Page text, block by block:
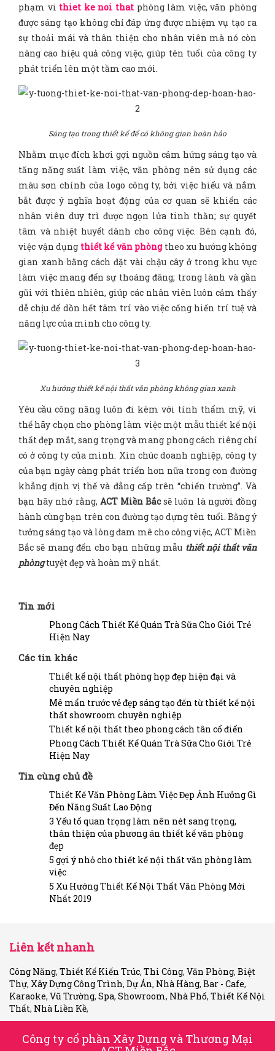
phạm vi thiet ke noi that phòng làm việc, văn phòng
được sáng tạo không chỉ đáp ứng được nhiệm vụ tạo ra
sự thoải mái và thân thiện cho nhân viên mà nó còn
nâng cao hiệu quả công việc, giúp tên tuổi của công ty
phát triển lên một tầm cao mới.
Sáng tạo trong thiết kế để có không gian hoàn hảo
Nhằm mục đích khơi gợi nguồn cảm hứng sáng tạo và
tăng năng suất làm việc, văn phòng nên sử dụng các
màu sơn chính của logo công ty, bởi việc hiểu và nắm
bắt được ý nghĩa hoạt động của cơ quan sẽ khiến các
nhân viên duy trì được ngọn lửa tinh thần; sự quyết
tâm và nhiệt huyết dành cho công việc. Bên cạnh đó,
việc vận dụng thiết kế văn phòngtheo xu hướng không
gian xanh bằng cách đặt vài chậu cây ở trong khu vực
làm việc mang đến sự thoáng đãng; trong lành và gần
gũi với thiên nhiên, giúp các nhân viên luôn cảm thấy
dễ chịu để dồn hết tâm trí vào việc cống hiến trí tuệ và
năng lực của mình cho công ty.
Xu hướng thiết kế nội thất văn phòng không gian xanh
Yêu cầu công năng luôn đi kèm với tính thẩm mỹ, vì
thế hãy chọn cho phòng làm việc một mẫu thiết kế nội
thất đẹp mắt, sang trọng và mang phong cách riêng chỉ
có ở công ty của mình. Xin chúc doanh nghiệp, công ty
của bạn ngày càng phát triển hơn nữa trong con đường
khẳng định vị thế và đẳng cấp trên “chiến trường”. Và
bạn hãy nhớ rằng, ACT Miền Bắcsẽ luôn là người đồng
hành cùng bạn trên con đường tạo dựng tên tuổi. Bằng ý
tưởng sáng tạo và lòng đam mê cho công việc, ACT Miền
Bắc sẽ mang đến cho bạn những mẫu thiết nội thất văn
phòngtuyệt đẹp và hoàn mỹ nhất.
Tin mới
Phong Cách Thiết Kế Quán Trà Sữa Cho Giới Trẻ
Hiện Nay
Các tin khác
Thiết kế nội thất phòng họp đẹp hiện đại và
chuyên nghiệp
Mê mẩn trước vẻ đẹp sáng tạo đến từ thiết kế nội
thất showroom chuyên nghiệp
Thiết kế nội thất theo phong cách tân cổ điển
Phong Cách Thiết Kế Quán Trà Sữa Cho Giới Trẻ
Hiện Nay
Tin cùng chủ đề
Thiết Kế Văn Phòng Làm Việc Đẹp Ảnh Hưởng Gì
Đến Năng Suất Lao Động
3 Yếu tố quan trọng làm nên nét sang trọng,
thân thiện của phương án thiết kế văn phòng
đẹp
5 gợi ý nhỏ cho thiết kế nội thất văn phòng làm
việc
5 Xu Hướng Thiết Kế Nội Thất Văn Phòng Mới
Nhất 2019
Liên kết nhanh
Công Năng, Thiết Kế Kiến Trúc, Thi Công, Văn Phòng, Biệt
Thự, Xây Dựng Công Trình, Dự Án, Nhà Hàng, Bar - Cafe,
Karaoke, Vũ Trường, Spa, Showroom, Nhà Phố, Thiết Kế Nội
Thất, Nhà Liền Kề,
Công ty cổ phần Xây Dựng và Thương Mại